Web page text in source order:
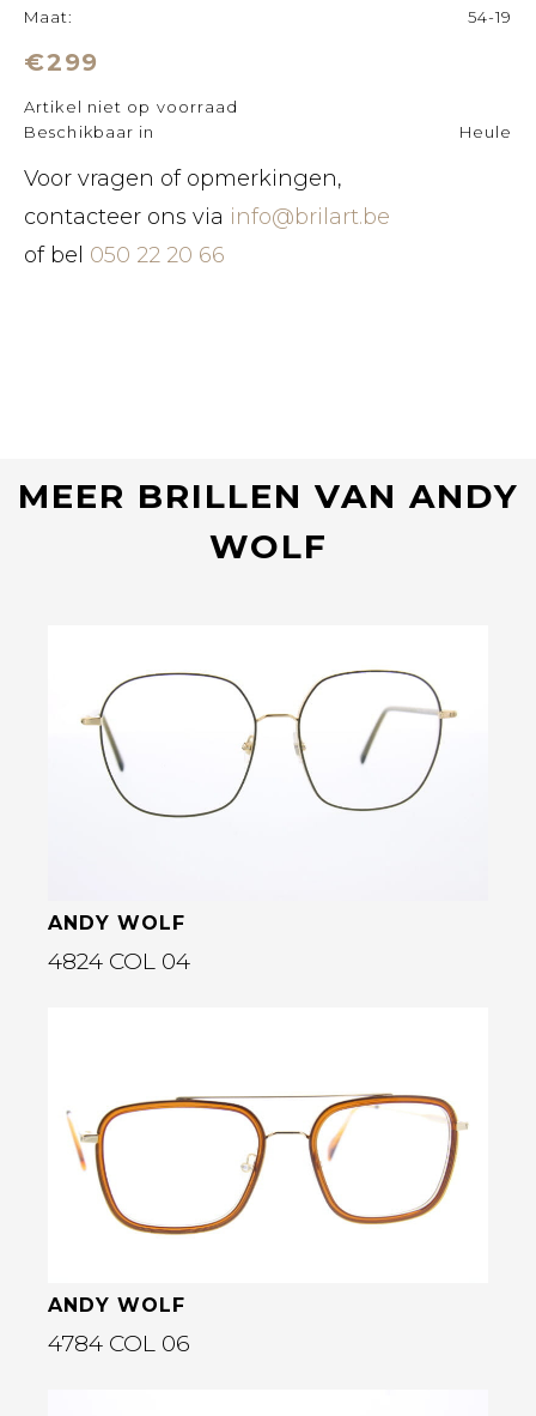
Maat: 54-19
€299
Artikel niet op voorraad
Beschikbaar in
Heule
Voor vragen of opmerkingen,
contacteer ons via info@brilart.be
of bel 050 22 20 66
MEER BRILLEN VAN ANDY
WOLF
Bekijk deze bril
ANDY WOLF
4824 COL 04
ANDY WOLF
4784 COL 06